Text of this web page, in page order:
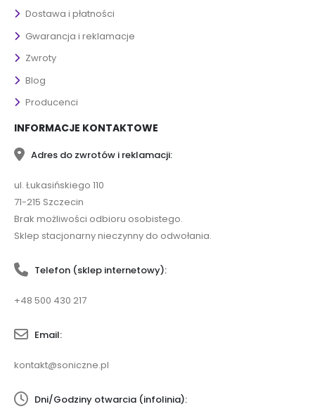
Dostawa i płatności
Gwarancja i reklamacje
Zwroty
Blog
Producenci
INFORMACJE KONTAKTOWE
Adres do zwrotów i reklamacji:
ul. Łukasińskiego 110
71-215 Szczecin
Brak możliwości odbioru osobistego.
Sklep stacjonarny nieczynny do odwołania.
Telefon (sklep internetowy):
+48 500 430 217
Email:
kontakt@soniczne.pl
Dni/Godziny otwarcia (infolinia):